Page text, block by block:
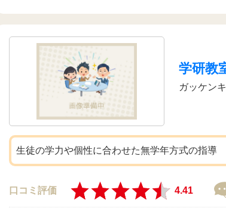
学研教
ガッケン
生徒の学力や個性に合わせた無学年方式の指導
口コミ評価 4.41